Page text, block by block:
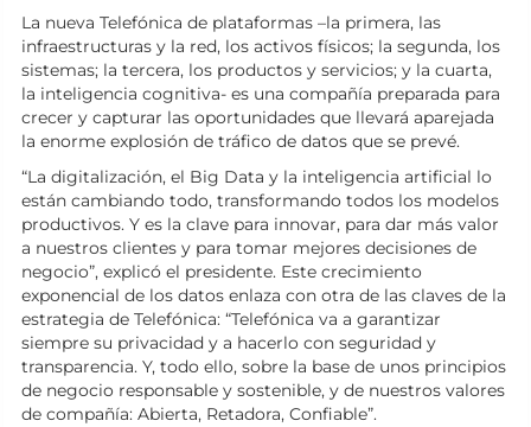
La nueva Telefónica de plataformas –la primera, las
infraestructuras y la red, los activos físicos; la segunda, los
sistemas; la tercera, los productos y servicios; y la cuarta,
la inteligencia cognitiva- es una compañía preparada para
crecer y capturar las oportunidades que llevará aparejada
la enorme explosión de tráfico de datos que se prevé.
“La digitalización, el Big Data y la inteligencia artificial lo
están cambiando todo, transformando todos los modelos
productivos. Y es la clave para innovar, para dar más valor
a nuestros clientes y para tomar mejores decisiones de
negocio”, explicó el presidente. Este crecimiento
exponencial de los datos enlaza con otra de las claves de la
estrategia de Telefónica: “Telefónica va a garantizar
siempre su privacidad y a hacerlo con seguridad y
transparencia. Y, todo ello, sobre la base de unos principios
de negocio responsable y sostenible, y de nuestros valores
de compañía: Abierta, Retadora, Confiable”.